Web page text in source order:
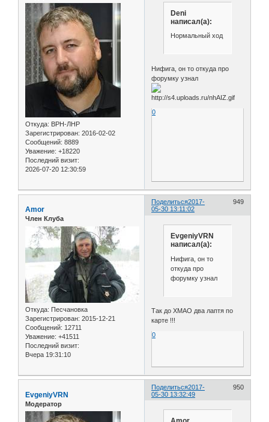
Откуда: ВРН-ЛНР
Зарегистрирован: 2016-02-02
Сообщений: 8889
Уважение: +18220
Последний визит:
2026-07-20 12:30:59
Deni
написал(а):
Нормальный ход
Нифига, он то откуда про
форумку узнал
0
Поделиться 949
2017-
05-30 13:11:02
Amor
Член Клуба
Откуда: Песчановка
Зарегистрирован: 2015-12-21
Сообщений: 12711
Уважение: +41511
Последний визит:
Вчера 19:31:10
EvgeniyVRN
написал(а):
Нифига, он то
откуда про
форумку узнал
Так до ХМАО два лаптя по
карте !!!
0
Поделиться 950
2017-
05-30 13:32:49
EvgeniyVRN
Модератор